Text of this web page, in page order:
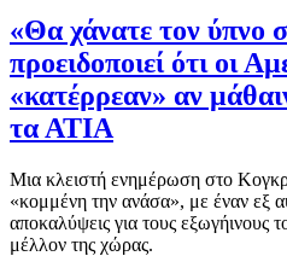
«Θα χάνατε τον ύπνο
προειδοποιεί ότι οι
«κατέρρεαν» αν
τα ΑΤΙΑ
Μια κλειστή ενημέρωση στο
«κομμένη την ανάσα», με έναν εξ
αποκαλύψεις για τους εξωγήινους
μέλλον της χώρας.